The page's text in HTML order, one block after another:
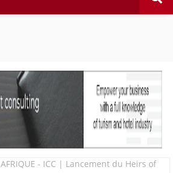
AFRIQUE - ICC | Lancement du Heirs of